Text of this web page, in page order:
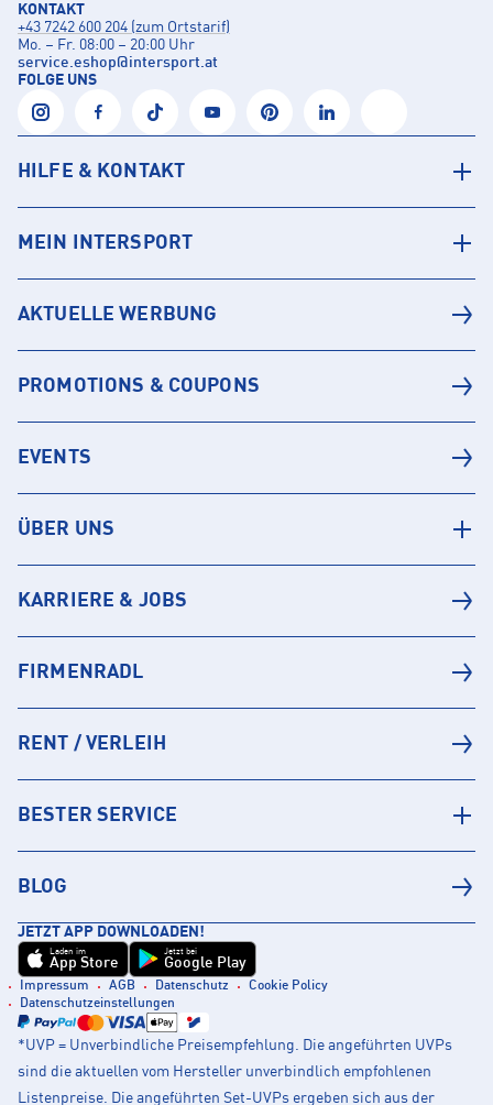
KONTAKT
+43 7242 600 204 (zum Ortstarif)
Mo. – Fr. 08:00 – 20:00 Uhr
service.eshop@intersport.at
FOLGE UNS
HILFE & KONTAKT
MEIN INTERSPORT
AKTUELLE WERBUNG
PROMOTIONS & COUPONS
EVENTS
ÜBER UNS
KARRIERE & JOBS
FIRMENRADL
RENT / VERLEIH
BESTER SERVICE
BLOG
JETZT APP DOWNLOADEN!
Laden im
App Store
Jetzt bei
Google Play
Impressum AGB Datenschutz
Cookie Policy
Datenschutzeinstellungen
*UVP = Unverbindliche Preisempfehlung. Die angeführten UVPs
sind die aktuellen vom Hersteller unverbindlich empfohlenen
Listenpreise. Die angeführten Set-UVPs ergeben sich aus der